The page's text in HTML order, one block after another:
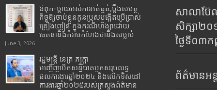
ឪពុក-ម្ដាយអស់ការអត់ធ្មត់,ប្ដឹងសមត្ថ
កិច្ចឱ្យចាប់ខ្លួនកូនប្រុសបង្កើតប្រើប្រាស់
គ្រឿងញៀន ក្នុងករណីហិង្សាដោយ
ចេតនានិងគំរាមកំហែងថានឹងសម្លាប់
June 3, 2026
រដ្ឋមន្រ្តី​ នេត្រ​ ភក្ត្រា​
អញ្ជើញបើកសន្និបាតបូកសរុបលទ្ធ
ផលការងារឆ្នាំ២០២៤ និងលើកទិសដៅ
ការងារឆ្នាំ២០២៥របស់​ក្រសួង​ព័ត៌មាន​
សាលាប៊ែ
សិក្សា២
ថ្ងៃទី០៣
ព័ត៌មានអន្